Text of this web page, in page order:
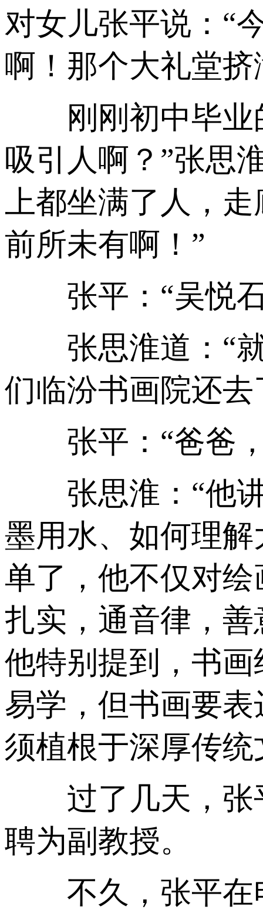
对女儿张平说：“
啊！那个大礼堂挤
刚刚初中毕业
吸引人啊？”张思
上都坐满了人，
前所未有啊！”
张平：“吴悦石
张思淮道：“就
们临汾书画院还
张平：“爸爸，
张思淮：“他讲
墨用水、如何理
单了，他不仅对
扎实，通音律，
他特别提到，书
易学，但书画要
须植根于深厚传统
过了几天，张
聘为副教授。
不久，张平在